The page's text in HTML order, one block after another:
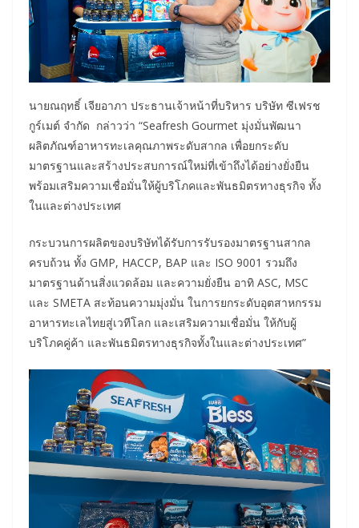
นายณฤทธิ์ เจียอาภา ประธานเจ้าหน้าที่บริหาร บริษัท ซีเฟรช
กูร์เมต์ จำกัด กล่าวว่า “Seafresh Gourmet มุ่งมั่นพัฒนา
ผลิตภัณฑ์อาหารทะเลคุณภาพระดับสากล เพื่อยกระดับ
มาตรฐานและสร้างประสบการณ์ใหม่ที่เข้าถึงได้อย่างยั่งยืน
พร้อมเสริมความเชื่อมั่นให้ผู้บริโภคและพันธมิตรทางธุรกิจ ทั้ง
ในและต่างประเทศ
กระบวนการผลิตของบริษัทได้รับการรับรองมาตรฐานสากล
ครบถ้วน ทั้ง GMP, HACCP, BAP และ ISO 9001 รวมถึง
มาตรฐานด้านสิ่งแวดล้อม และความยั่งยืน อาทิ ASC, MSC
และ SMETA สะท้อนความมุ่งมั่น ในการยกระดับอุตสาหกรรม
อาหารทะเลไทยสู่เวทีโลก และเสริมความเชื่อมั่น ให้กับผู้
บริโภคคู่ค้า และพันธมิตรทางธุรกิจทั้งในและต่างประเทศ”